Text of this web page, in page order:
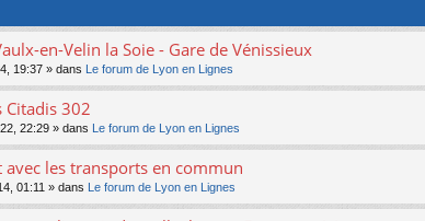
en-Velin la Soie - Gare de Vénissieux
19:37 » dans Le forum de Lyon en Lignes
Citadis 302
22:29 » dans Le forum de Lyon en Lignes
avec les transports en commun
01:11 » dans Le forum de Lyon en Lignes